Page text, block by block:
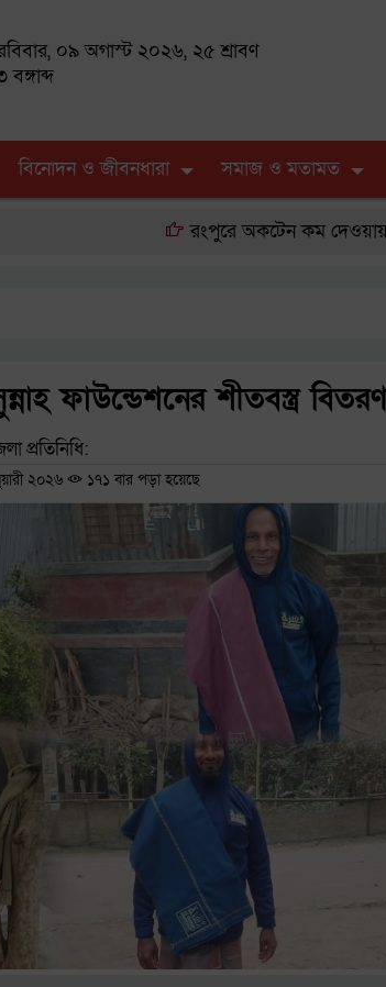
০৯ অগাস্ট ২০২৬, ২৫ শ্রাবণ
বিনোদন ও জীবনধারা সমাজ ও মতামত
রংপুরে অকটেন কম দেওয়ায়
ফাউন্ডেশনের শীতবস্ত্র বিতরণ
প্রতিনিধি:
২০২৬ ১৭১ বার পড়া হয়েছে